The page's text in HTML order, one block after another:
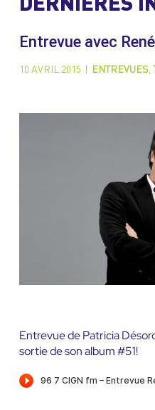
DERNIÈRES
Entrevue avec
10 AVRIL 2015 ENTREVUES,
Entrevue de Patricia
sortie de son album #51!